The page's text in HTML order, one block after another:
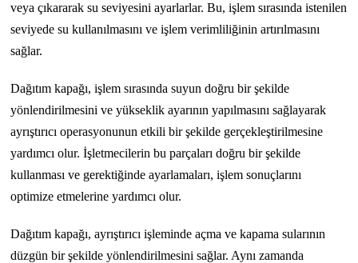
veya çıkararak su seviyesini ayarlarlar. Bu, işlem sırasında istenilen
seviyede su kullanılmasını ve işlem verimliliğinin artırılmasını
sağlar.
Dağıtım kapağı, işlem sırasında suyun doğru bir şekilde
yönlendirilmesini ve yükseklik ayarının yapılmasını sağlayarak
ayrıştırıcı operasyonunun etkili bir şekilde gerçekleştirilmesine
yardımcı olur. İşletmecilerin bu parçaları doğru bir şekilde
kullanması ve gerektiğinde ayarlamaları, işlem sonuçlarını
optimize etmelerine yardımcı olur.
Dağıtım kapağı, ayrıştırıcı işleminde açma ve kapama sularının
düzgün bir şekilde yönlendirilmesini sağlar. Aynı zamanda